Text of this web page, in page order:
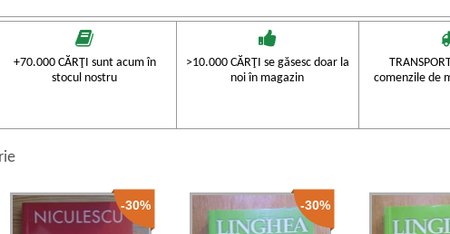
+70.000 CĂRŢI sunt acum în
stocul nostru
>10.000 CĂRŢI se găsesc doar la
noi în magazin
comenzile de
-30% -30%